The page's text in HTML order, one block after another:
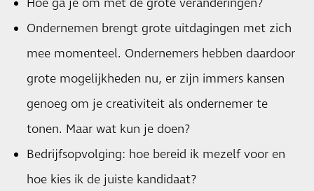
Hoe ga je om met de grote veranderingen?
Ondernemen brengt grote uitdagingen met zich
mee momenteel. Ondernemers hebben daardoor
grote mogelijkheden nu, er zijn immers kansen
genoeg om je creativiteit als ondernemer te
tonen. Maar wat kun je doen?
Bedrijfsopvolging: hoe bereid ik mezelf voor en
hoe kies ik de juiste kandidaat?